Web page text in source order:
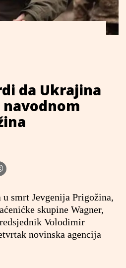
da Ukrajina
navodnom
smrt Jevgenija Prigožina,
skupine Wagner,
Volodimir
novinska agencija